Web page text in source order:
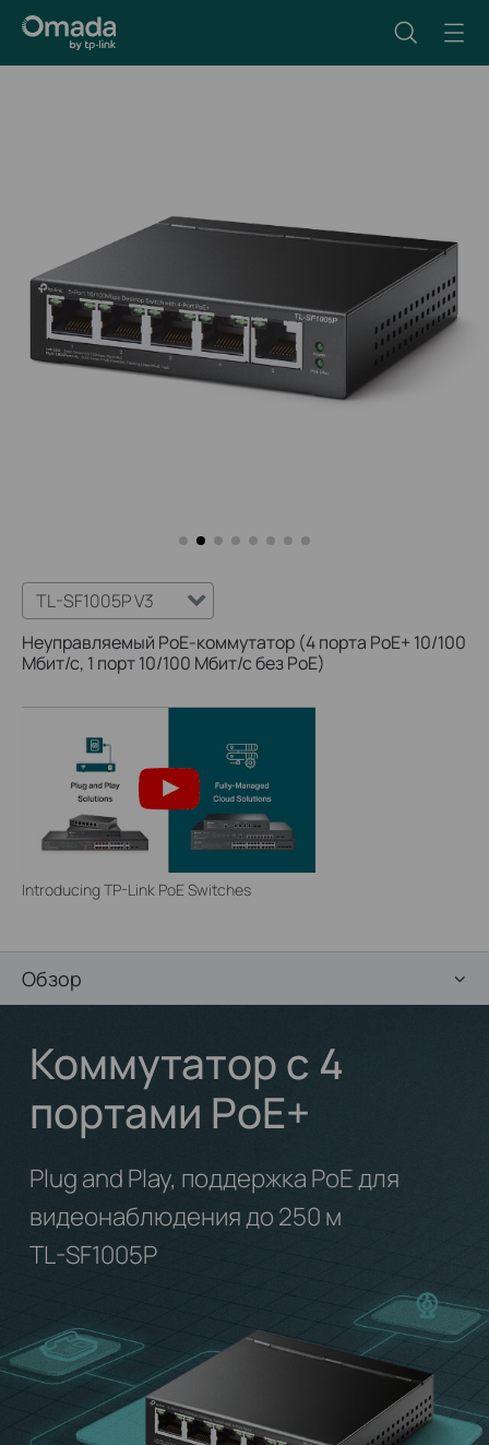
TL-SF1005P V3
Неуправляемый PoE-коммутатор (4 порта PoE+ 10/100
Мбит/с, 1 порт 10/100 Мбит/с без РоЕ)
Introducing TP-Link PoE Switches
Обзор
Коммутатор с 4
портами PoE+
Plug and Play, поддержка PoE для
видеонаблюдения до 250 м
TL-SF1005P